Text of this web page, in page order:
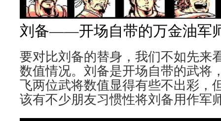
刘备——开场自带的万金油军
要对比刘备的替身，我们不如先来
数值情况。刘备是开场自带的武将
飞两位武将数值显得有些不出彩，
该有不少朋友习惯性将刘备用作军